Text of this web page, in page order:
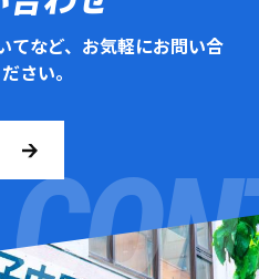
てなど、お気軽にお問い合
さい。